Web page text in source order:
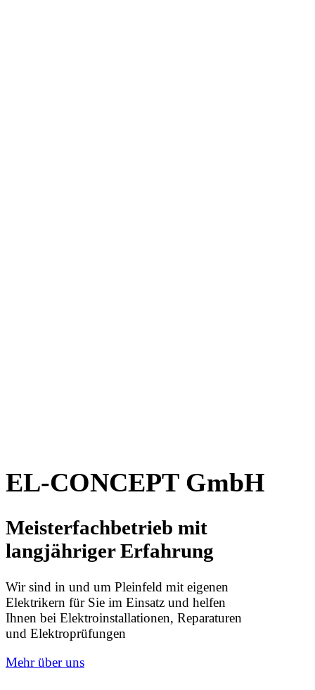
EL-CONCEPT GmbH
Meisterfachbetrieb mit
langjähriger Erfahrung
Wir sind in und um Pleinfeld mit eigenen
Elektrikern für Sie im Einsatz und helfen
Ihnen bei Elektroinstallationen, Reparaturen
und Elektroprüfungen
Mehr über uns